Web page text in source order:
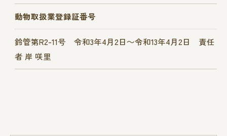
動物取扱業登録証番号
鈴管第R2-11号 令和3年4月2日～令和13年4月2日 責任
者 岸 咲里